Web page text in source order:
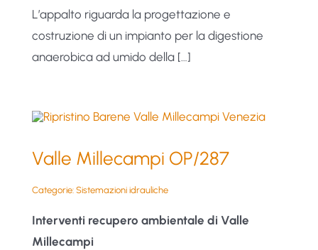
L’appalto riguarda la progettazione e
costruzione di un impianto per la digestione
anaerobica ad umido della […]
Valle Millecampi OP/287
Categorie: Sistemazioni idrauliche
Interventi recupero ambientale di Valle
Millecampi